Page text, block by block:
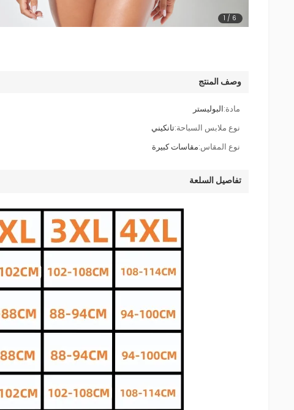
1 / 6
وصف المنتج
مادة:البوليستر
نوع ملابس السباحة:تانكيني
نوع المقاس:مقاسات كبيرة
تفاصيل السلعة